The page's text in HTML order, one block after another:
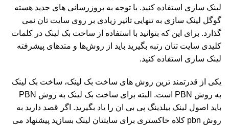
لینک سازی استفاده کنید. با توجه به بروزرسانی های جدید هسته
گوگل لینک سازی به تنهایی تاثیر زیادی بر روی سایت تان نمی
گذارد. برای این که بتوانید با استفاده از ساخت بک لینک در کلمات
کلیدی سایت تتان رتبه بگیرید باید از روش‌ها و متدهای پیشرفته
لینک سازی استفاده کنید.
یکی از قدرتمند ترین روش های ساخت بک لینک، ساخت بک لینک
به روش PBN است. البته برای ساخت بک لینک به روش PBN
باید اصول لینک بیلدینگ پی بی ان را یاد بگیرید. اگر قصد دارید به
روش pbn کلاه خاکستری برای سایتتان لینک بسازید پیشنهاد می